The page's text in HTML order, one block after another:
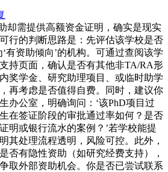
却需提供高额资金证明，确实是现实
行的判断思路是：先评估该学校是否
有资助倾向’的机构。可通过查阅该学
持页面，确认是否有其他非TA/RA形
奖学金、研究助理项目、或临时助学
再考虑是否值得自费。同时，建议你
办公室，明确询问：‘该PhD项目过
在签证阶段的审批通过率如何？是否
明或银行流水的案例？’若学校能提
其处理流程透明，风险可控。此外，
否有隐性资助（如研究经费支持），
取外部资助机会。你是否已尝试联系